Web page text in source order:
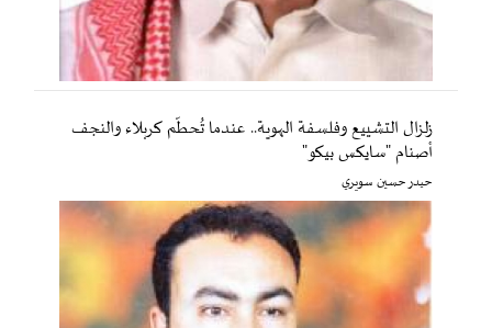
زلزال التشييع وفلسفة الهوية.. عندما تُحطّم كربلاء والنجف
أصنام "سايكس بيكو"
حيدر حسين سويري